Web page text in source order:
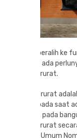
Sebelum beralih ke
digunakan ada
tangga darurat.
Tangga darurat
evakuasi pada saat
kebakaran pada
tangga darurat
Pekerjaan Umum